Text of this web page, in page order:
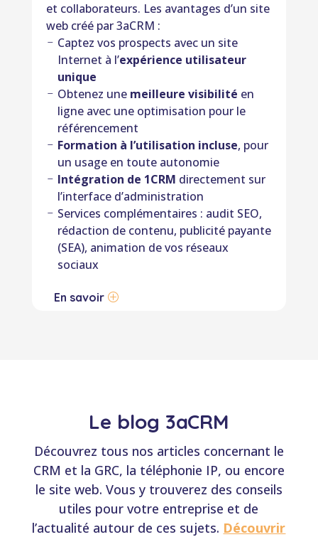
et collaborateurs. Les avantages d’un site
web créé par 3aCRM :
Captez vos prospects avec un site
Internet à l’expérience utilisateur
unique
Obtenez une meilleure visibilité en
ligne avec une optimisation pour le
référencement
Formation à l’utilisation incluse, pour
un usage en toute autonomie
Intégration de 1CRM directement sur
l’interface d’administration
Services complémentaires : audit SEO,
rédaction de contenu, publicité payante
(SEA), animation de vos réseaux
sociaux
En savoir
Le blog 3aCRM
Découvrez tous nos articles concernant le
CRM et la GRC, la téléphonie IP, ou encore
le site web. Vous y trouverez des conseils
utiles pour votre entreprise et de
l’actualité autour de ces sujets. Découvrir